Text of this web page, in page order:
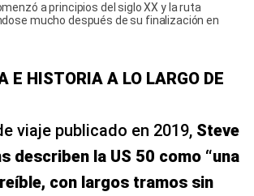
a principios del siglo XX y la ruta
mucho después de su finalización en
E HISTORIA A LO LARGO DE
viaje publicado en 2019, Steve
describen la US 50 como “una
con largos tramos sin